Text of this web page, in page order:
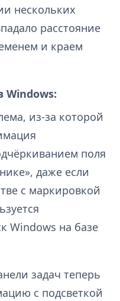
нескольких
расстояние
и краем
из-за которой
поля
даже если
с маркировкой
Windows на базе
задач теперь
с подсветкой